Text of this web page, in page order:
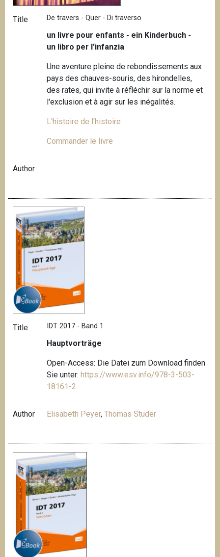
Title De travers - Quer - Di traverso
un livre pour enfants - ein Kinderbuch -
un libro per l'infanzia
Une aventure pleine de rebondissements aux
pays des chauves-souris, des hirondelles,
des rates, qui invite à réfléchir sur la norme et
l'exclusion et à agir sur les inégalités.
L'histoire de l'histoire
Commander le livre
Author
Title IDT 2017 - Band 1
Hauptvorträge
Open-Access: Die Datei zum Download finden
Sie unter: https://www.esv.info/978-3-503-
18161-2
Author Elisabeth Peyer,Thomas Studer